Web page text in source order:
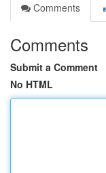
Comments
Comments
Submit a Comment
No HTML